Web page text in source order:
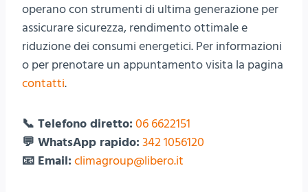
operano con strumenti di ultima generazione per
assicurare sicurezza, rendimento ottimale e
riduzione dei consumi energetici. Per informazioni
o per prenotare un appuntamento visita la pagina
contatti.
📞 Telefono diretto: 06 6622151
💬 WhatsApp rapido: 342 1056120
📧 Email: climagroup@libero.it